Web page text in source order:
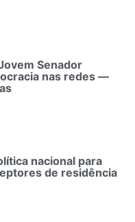
Senador
nas redes —
nacional para
de residência